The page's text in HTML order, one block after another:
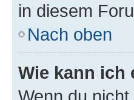
in diesem
Nach oben
Wie kann ich